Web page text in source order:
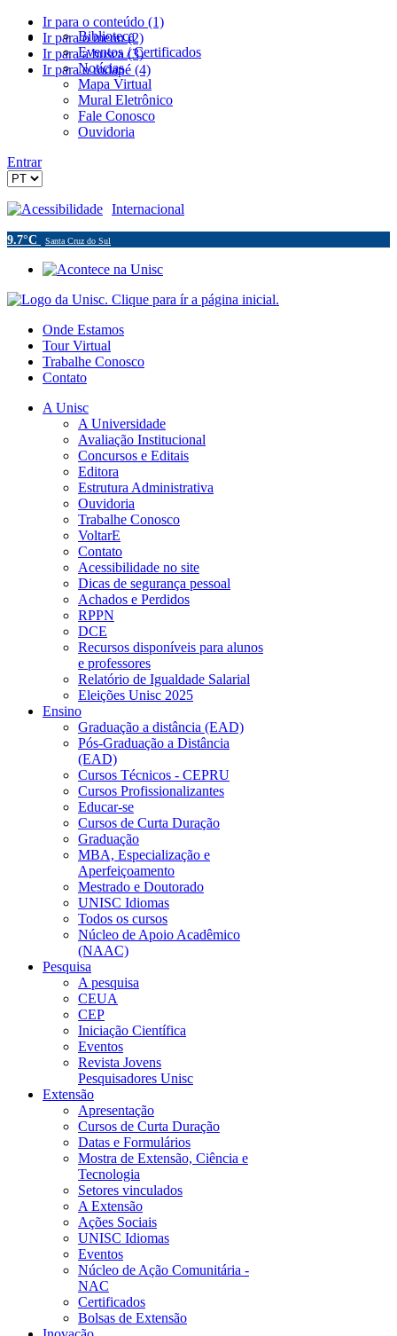
Ir para o conteúdo (1)
Ir para o menu (2)
Ir para a busca (3)
Ir para o rodapé (4)
Biblioteca
Eventos / Certificados
Notícias
Mapa Virtual
Mural Eletrônico
Fale Conosco
Ouvidoria
Entrar
Acessibilidade Internacional
9.7°C Santa Cruz do Sul
Onde Estamos
Tour Virtual
Trabalhe Conosco
Contato
A Unisc
A Universidade
Avaliação Institucional
Concursos e Editais
Editora
Estrutura Administrativa
Ouvidoria
Trabalhe Conosco
VoltarE
Contato
Acessibilidade no site
Dicas de segurança pessoal
Achados e Perdidos
RPPN
DCE
Recursos disponíveis para alunos
e professores
Relatório de Igualdade Salarial
Eleições Unisc 2025
Ensino
Graduação a distância (EAD)
Pós-Graduação a Distância
(EAD)
Cursos Técnicos - CEPRU
Cursos Profissionalizantes
Educar-se
Cursos de Curta Duração
Graduação
MBA, Especialização e
Aperfeiçoamento
Mestrado e Doutorado
UNISC Idiomas
Todos os cursos
Núcleo de Apoio Acadêmico
(NAAC)
Pesquisa
A pesquisa
CEUA
CEP
Iniciação Científica
Eventos
Revista Jovens
Pesquisadores Unisc
Extensão
Apresentação
Cursos de Curta Duração
Datas e Formulários
Mostra de Extensão, Ciência e
Tecnologia
Setores vinculados
A Extensão
Ações Sociais
UNISC Idiomas
Eventos
Núcleo de Ação Comunitária -
NAC
Certificados
Bolsas de Extensão